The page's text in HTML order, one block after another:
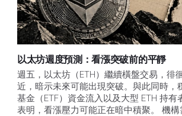
以太坊週度預測：看漲突破前的平靜
週五，以太坊（ETH）繼續橫盤交易，徘
近，暗示未來可能出現突破。與此同時，
基金（ETF）資金流入以及大型 ETH 持有
表明，看漲壓力可能正在暗中積聚。 機構